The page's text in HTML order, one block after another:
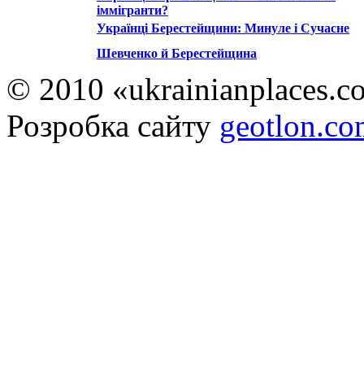
іммігранти?
Українці Берестейщини: Минуле і Сучасне
Шевченко й Берестейщина
© 2010
Розробка сайту